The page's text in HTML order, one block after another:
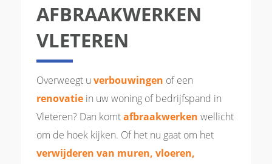
AFBRAAKWERKEN
VLETEREN
Overweegt u verbouwingen of een
renovatie in uw woning of bedrijfspand in
Vleteren? Dan komtafbraakwerken wellicht
om de hoek kijken. Of het nu gaat om het
verwijderen van muren, vloeren,